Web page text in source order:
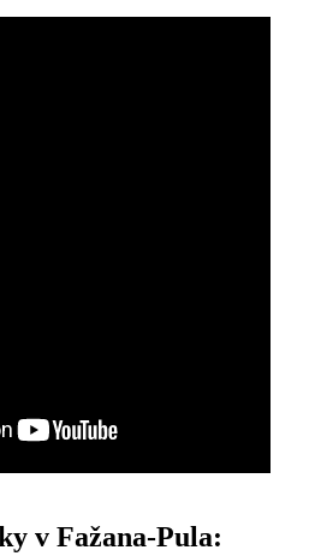
v Fažana-Pula: